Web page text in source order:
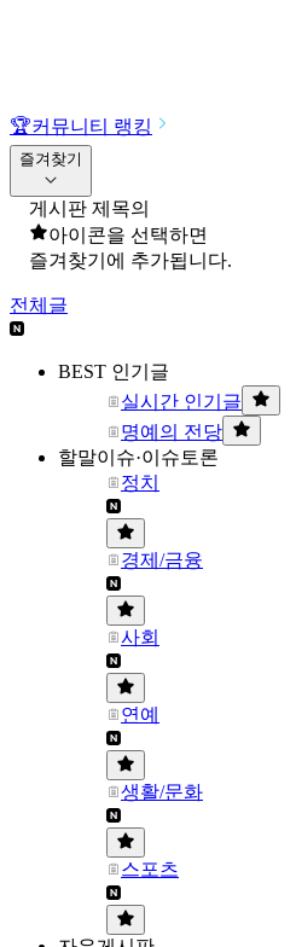
🏆커뮤니티 랭킹
즐겨찾기
게시판 제목의
아이콘을 선택하면
즐겨찾기에 추가됩니다.
전체글
BEST 인기글
실시간 인기글
명예의 전당
할말이슈·이슈토론
정치
경제/금융
사회
연예
생활/문화
스포츠